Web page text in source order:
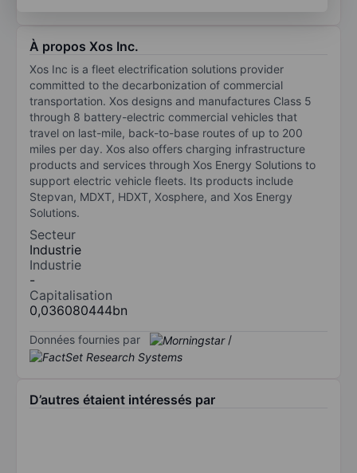
À propos Xos Inc.
Xos Inc is a fleet electrification solutions provider
committed to the decarbonization of commercial
transportation. Xos designs and manufactures Class 5
through 8 battery-electric commercial vehicles that
travel on last-mile, back-to-base routes of up to 200
miles per day. Xos also offers charging infrastructure
products and services through Xos Energy Solutions to
support electric vehicle fleets. Its products include
Stepvan, MDXT, HDXT, Xosphere, and Xos Energy
Solutions.
Secteur
Industrie
Industrie
-
Capitalisation
0,036080444bn
Données fournies par /
D’autres étaient intéressés par